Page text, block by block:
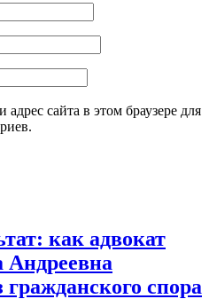
сайта в этом браузере для
как адвокат
Андреевна
спора